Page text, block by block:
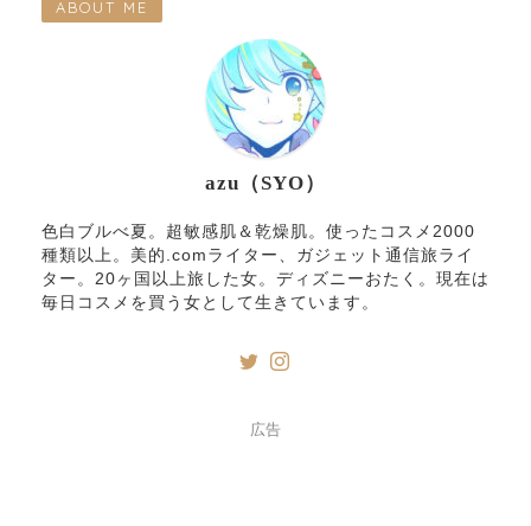
ABOUT ME
azu（SYO）
色白ブルべ夏。超敏感肌＆乾燥肌。使ったコスメ2000
種類以上。美的.comライター、ガジェット通信旅ライ
ター。20ヶ国以上旅した女。ディズニーおたく。現在は
毎日コスメを買う女として生きています。
広告